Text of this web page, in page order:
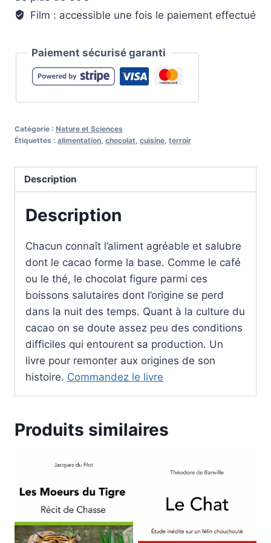
le
Film : accessible une fois le paiement effectué
Paiement sécurisé garanti
Catégorie : Nature et Sciences
Étiquettes : alimentation, chocolat, cuisine, terroir
Description
Description
Chacun connaît l’aliment agréable et salubre
dont le cacao forme la base. Comme le café
ou le thé, le chocolat figure parmi ces
boissons salutaires dont l’origine se perd
dans la nuit des temps. Quant à la culture du
cacao on se doute assez peu des conditions
difficiles qui entourent sa production. Un
livre pour remonter aux origines de son
histoire. Commandez le livre
Produits similaires